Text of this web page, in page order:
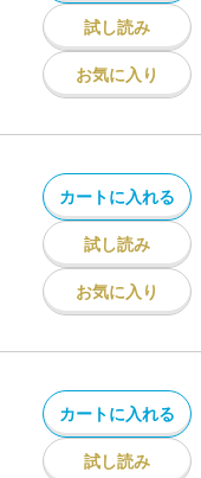
試し読み
お気に入り
カートに入れる
試し読み
お気に入り
カートに入れる
試し読み